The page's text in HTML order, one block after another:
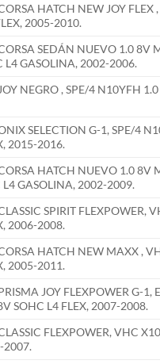
HATCH NEW JOY FLEX
2005-2010.
SEDÁN NUEVO 1.0 8V
L4 GASOLINA, 2002-2006.
NEGRO , SPE/4 N10YFH
SELECTION G-1, SPE/4
2015-2016.
HATCH NUEVO 1.0 8V
L4 GASOLINA, 2002-2009.
SPIRIT FLEXPOWER,
2006-2008.
HATCH NEW MAXX ,
2005-2011.
JOY FLEXPOWER G-1,
SOHC L4 FLEX, 2007-2008.
FLEXPOWER, VHC
2007.